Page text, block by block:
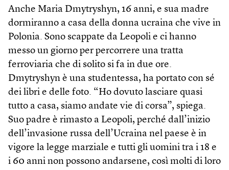
Anche Maria Dmytryshyn, 16 anni, e sua madre
dormiranno a casa della donna ucraina che vive in
Polonia. Sono scappate da Leopoli e ci hanno
messo un giorno per percorrere una tratta
ferroviaria che di solito si fa in due ore.
Dmytryshyn è una studentessa, ha portato con sé
dei libri e delle foto. “Ho dovuto lasciare quasi
tutto a casa, siamo andate vie di corsa”, spiega.
Suo padre è rimasto a Leopoli, perché dall’inizio
dell’invasione russa dell’Ucraina nel paese è in
vigore la legge marziale e tutti gli uomini tra i 18 e
i 60 anni non possono andarsene, così molti di loro